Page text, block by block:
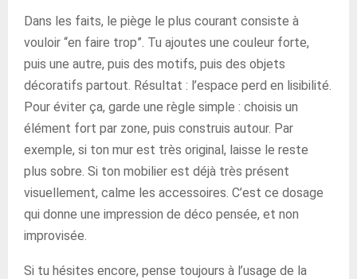
Dans les faits, le piège le plus courant consiste à
vouloir “en faire trop”. Tu ajoutes une couleur forte,
puis une autre, puis des motifs, puis des objets
décoratifs partout. Résultat : l’espace perd en lisibilité.
Pour éviter ça, garde une règle simple : choisis un
élément fort par zone, puis construis autour. Par
exemple, si ton mur est très original, laisse le reste
plus sobre. Si ton mobilier est déjà très présent
visuellement, calme les accessoires. C’est ce dosage
qui donne une impression de déco pensée, et non
improvisée.
Si tu hésites encore, pense toujours à l’usage de la